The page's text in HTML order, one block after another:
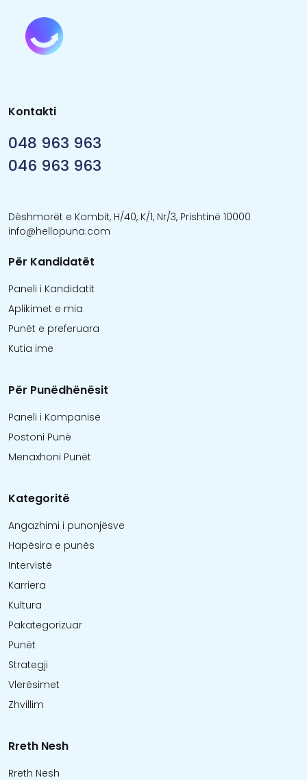
Kontakti
048 963 963
046 963 963
Dëshmorët e Kombit, H/40, K/1, Nr/3, Prishtinë 10000
info@hellopuna.com
Për Kandidatët
Paneli i Kandidatit
Aplikimet e mia
Punët e preferuara
Kutia ime
Për Punëdhënësit
Paneli i Kompanisë
Postoni Punë
Menaxhoni Punët
Kategoritë
Angazhimi i punonjësve
Hapësira e punës
Intervistë
Karriera
Kultura
Pakategorizuar
Punët
Strategji
Vlerësimet
Zhvillim
Rreth Nesh
Rreth Nesh